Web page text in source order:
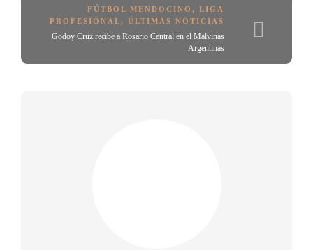
FÚTBOL MENDOCINO , LIGA
PROFESIONAL, ÚLTIMAS NOTICIAS
Godoy Cruz recibe a Rosario Central en el Malvinas
Argentinas